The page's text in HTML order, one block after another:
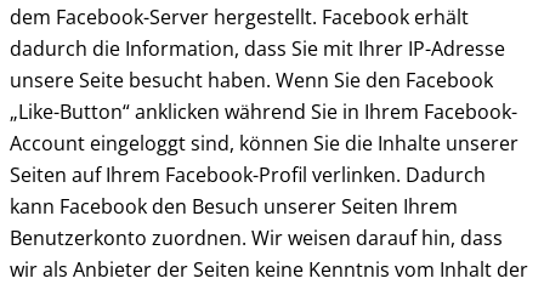
dem Facebook-Server hergestellt. Facebook erhält
dadurch die Information, dass Sie mit Ihrer IP-Adresse
unsere Seite besucht haben. Wenn Sie den Facebook
„Like-Button“ anklicken während Sie in Ihrem Facebook-
Account eingeloggt sind, können Sie die Inhalte unserer
Seiten auf Ihrem Facebook-Profil verlinken. Dadurch
kann Facebook den Besuch unserer Seiten Ihrem
Benutzerkonto zuordnen. Wir weisen darauf hin, dass
wir als Anbieter der Seiten keine Kenntnis vom Inhalt der